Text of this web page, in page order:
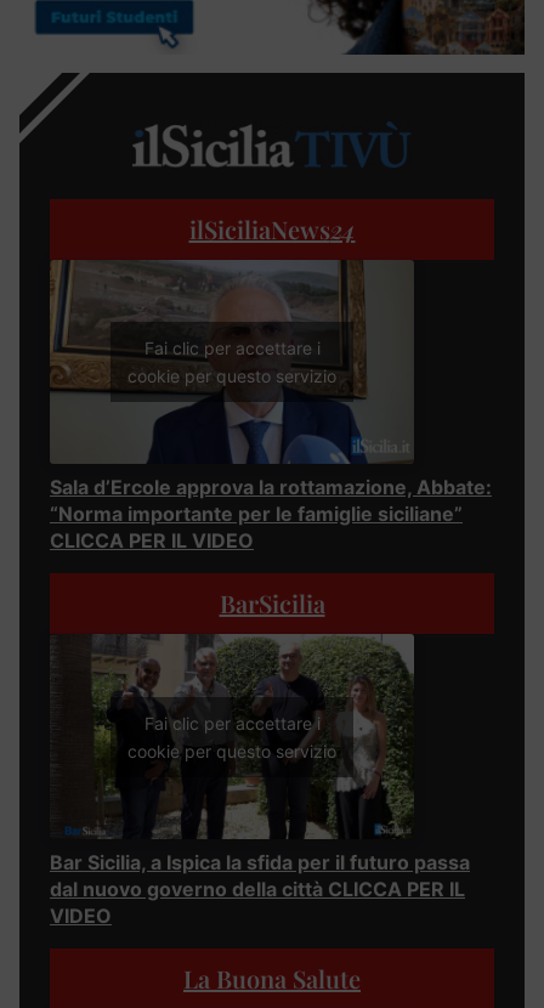
ilSiciliaNews24
Fai clic per accettare i
cookie per questo servizio
Sala d’Ercole approva la rottamazione, Abbate:
“Norma importante per le famiglie siciliane”
CLICCA PER IL VIDEO
BarSicilia
Fai clic per accettare i
cookie per questo servizio
Bar Sicilia, a Ispica la sfida per il futuro passa
dal nuovo governo della città CLICCA PER IL
VIDEO
La Buona Salute